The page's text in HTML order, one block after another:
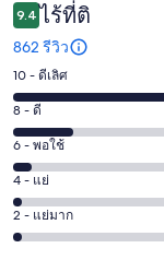
9.4 ไร้ที่ติ
862 รีวิว
คะแนน
10
-
ดี
เลิศ
684
จาก
10 - ดีเลิศ
คะแนน
8
-
ดี
114
จาก
8 - ดี
คะแนน
6
-
พอใช้
31
6 - พอใช้
คะแนน
4
-
4 - แย่
คะแนน
2
2 - แย่มาก